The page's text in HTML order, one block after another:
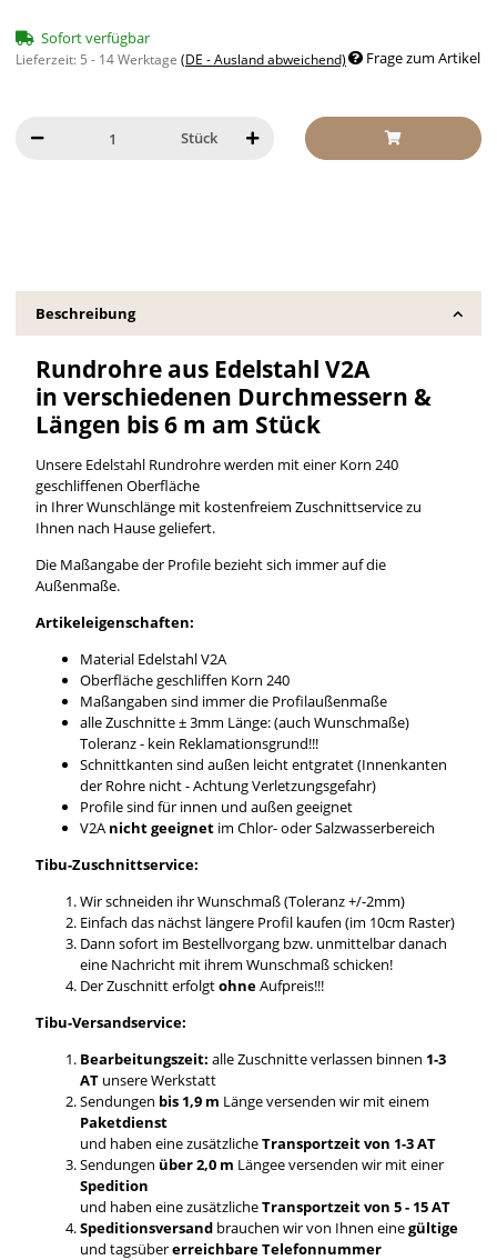
Sofort verfügbar
Lieferzeit: 5 - 14 Werktage (DE - Ausland abweichend) Frage zum Artikel
Stück
Beschreibung
Rundrohre aus Edelstahl V2A
in verschiedenen Durchmessern &
Längen bis 6 m am Stück
Unsere Edelstahl Rundrohre werden mit einer Korn 240
geschliffenen Oberfläche
in Ihrer Wunschlänge mit kostenfreiem Zuschnittservice zu
Ihnen nach Hause geliefert.
Die Maßangabe der Profile bezieht sich immer auf die
Außenmaße.
Artikeleigenschaften:
Material Edelstahl V2A
Oberfläche geschliffen Korn 240
Maßangaben sind immer die Profilaußenmaße
alle Zuschnitte ± 3mm Länge: (auch Wunschmaße)
Toleranz - kein Reklamationsgrund!!!
Schnittkanten sind außen leicht entgratet (Innenkanten
der Rohre nicht - Achtung Verletzungsgefahr)
Profile sind für innen und außen geeignet
V2A nicht geeignet im Chlor- oder Salzwasserbereich
Tibu-Zuschnittservice:
Wir schneiden ihr Wunschmaß (Toleranz +/-2mm)
Einfach das nächst längere Profil kaufen (im 10cm Raster)
Dann sofort im Bestellvorgang bzw. unmittelbar danach
eine Nachricht mit ihrem Wunschmaß schicken!
Der Zuschnitt erfolgtohneAufpreis!!!
Tibu-Versandservice:
Bearbeitungszeit: alle Zuschnitte verlassen binnen 1-3
AT unsere Werkstatt
Sendungen bis 1,9 m Länge versenden wir mit einem
Paketdienst
und haben eine zusätzlicheTransportzeit von 1-3 AT
Sendungen über 2,0 m Längee versenden wir mit einer
Spedition
und haben eine zusätzlicheTransportzeit von 5 - 15 AT
Speditionsversandbrauchen wir von Ihnen einegültige
und tagsübererreichbare Telefonnummer